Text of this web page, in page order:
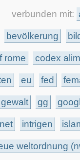
verbunden mit:
bevölkerung
rome codex
eu fed
gewalt gg
intrigen
weltordnung